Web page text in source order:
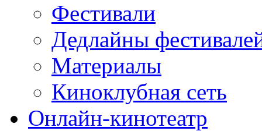
Фестивали
Дедлайны
Материалы
Киноклубная сеть
Онлайн-кинотеатр